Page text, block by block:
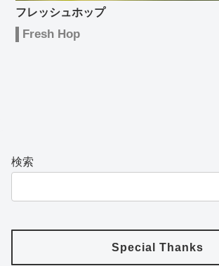
フレッシュホップ
Fresh Hop
検索
Special Thanks